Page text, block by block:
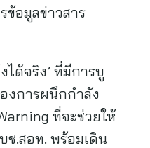
ข้อมูลข่าวสาร
ด้จริง’ ที่มีการบู
งการผนึกกำลัง
ที่จะช่วยให้
ช.สอท. พร้อมเดิน